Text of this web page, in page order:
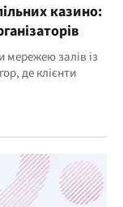
казино:
мережею залів із
де клієнти